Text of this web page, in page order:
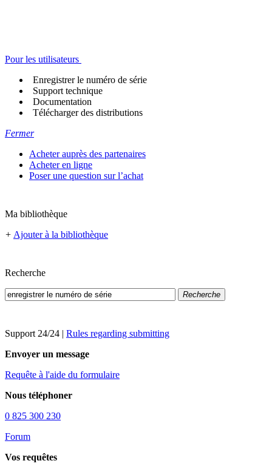
Pour les utilisateurs
Enregistrer le numéro de série
Support technique
Documentation
Télécharger des distributions
Fermer
Acheter auprès des partenaires
Acheter en ligne
Poser une question sur l’achat
Ma bibliothèque
+ Ajouter à la bibliothèque
Recherche
Recherche
Support 24/24 | Rules regarding submitting
Envoyer un message
Requête à l'aide du formulaire
Nous téléphoner
0 825 300 230
Forum
Vos requêtes